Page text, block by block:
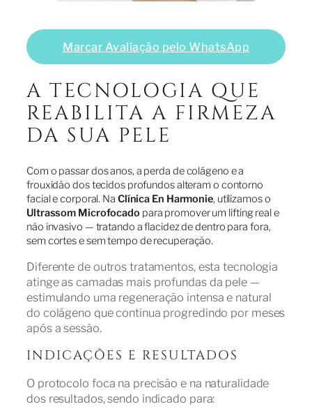
Marcar Avaliação pelo WhatsApp
A TECNOLOGIA QUE
REABILITA A FIRMEZA
DA SUA PELE
Com o passar dos anos, a perda de colágeno e a
frouxidão dos tecidos profundos alteram o contorno
facial e corporal. Na Clínica En Harmonie, utilizamos o
Ultrassom Microfocadopara promover um lifting real e
não invasivo — tratando a flacidez de dentro para fora,
sem cortes e sem tempo de recuperação.
Diferente de outros tratamentos, esta tecnologia
atinge as camadas mais profundas da pele —
estimulando uma regeneração intensa e natural
do colágeno que continua progredindo por meses
após a sessão.
INDICAÇÕES E RESULTADOS
O protocolo foca na precisão e na naturalidade
dos resultados, sendo indicado para: